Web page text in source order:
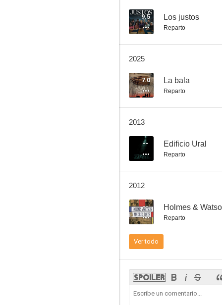
9.5 Los justos
Reparto
2025
7.0 La bala
Reparto
2013
-- Edificio Ural
Reparto
2012
-- Holmes &
Reparto
Ver todo